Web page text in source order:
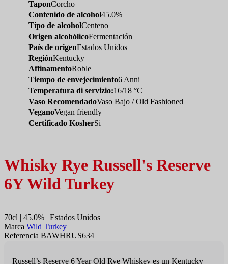
TaponCorcho
Contenido de alcohol45.0%
Tipo de alcoholCenteno
Origen alcohólicoFermentación
País de origenEstados Unidos
RegiónKentucky
AffinamentoRoble
Tiempo de envejecimiento6 Anni
Temperatura di servizio:16/18 °C
Vaso RecomendadoVaso Bajo / Old Fashioned
VeganoVegan friendly
Certificado KosherSi
Whisky Rye Russell's Reserve
6Y Wild Turkey
70cl | 45.0% | Estados Unidos
Marca Wild Turkey
Referencia BAWHRUS634
Russell’s Reserve 6 Year Old Rye Whiskey es un Kentucky